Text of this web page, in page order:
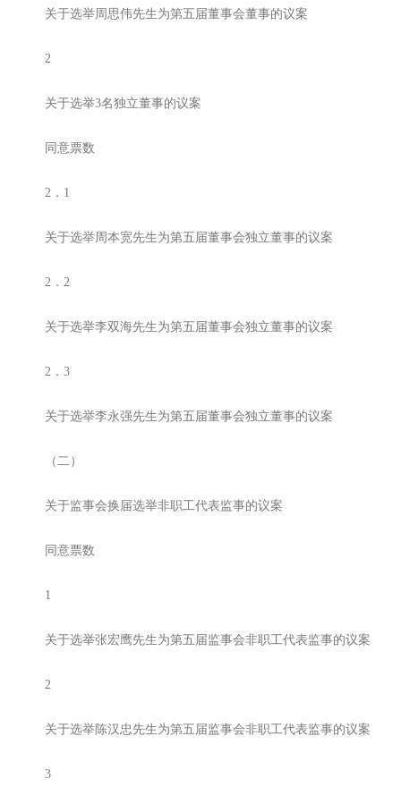
关于选举周思伟先生为第五届董事会董事的议案
2
关于选举3名独立董事的议案
同意票数
2．1
关于选举周本宽先生为第五届董事会独立董事的议案
2．2
关于选举李双海先生为第五届董事会独立董事的议案
2．3
关于选举李永强先生为第五届董事会独立董事的议案
（二）
关于监事会换届选举非职工代表监事的议案
同意票数
1
关于选举张宏鹰先生为第五届监事会非职工代表监事的议案
2
关于选举陈汉忠先生为第五届监事会非职工代表监事的议案
3